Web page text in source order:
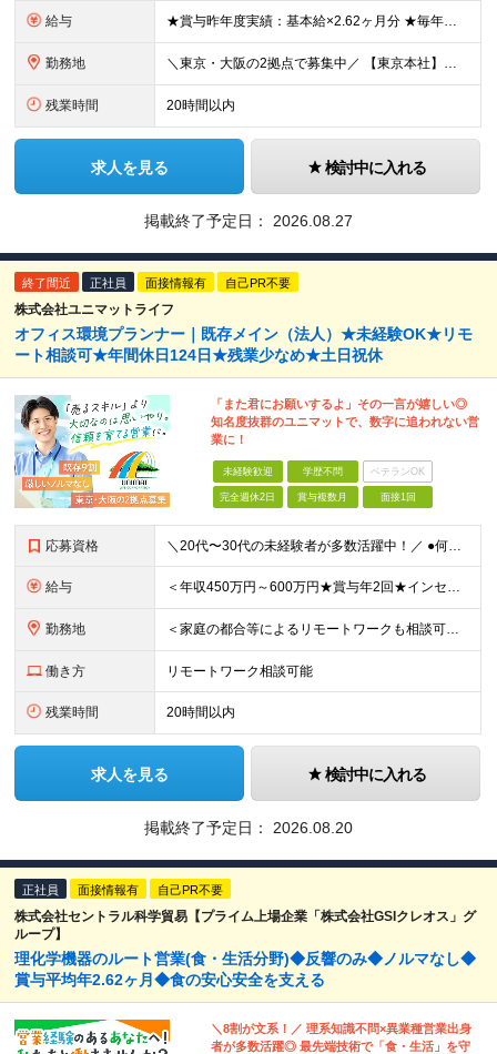
給与 ★賞与昨年度実績：基本給×2.62ヶ月分 ★毎年必ず昇給する経験給制度あり！ ■月給：23万5000円〜45万円＋賞与年2回 ※経験・スキルを考慮し、当社規定の「バンド（等級）」に合わせて決定します
勤務地 ＼東京・大阪の2拠点で募集中／ 【東京本社】東京都江東区亀戸1-28-6 【大阪支店】大阪府大阪市東淀川区東中島1-13-25 ※ご希望の勤務地を考慮します。当面転勤は想定していません。 ご本人の希
残業時間 20時間以内
求人を見る 検討中に入れる
掲載終了予定日： 2026.08.27
終了間近 正社員 面接情報有 自己PR不要
株式会社ユニマットライフ
オフィス環境プランナー｜既存メイン（法人）★未経験OK★リモ
ート相談可★年間休日124日★残業少なめ★土日祝休
「また君にお願いするよ」その一言が嬉しい◎
知名度抜群のユニマットで、数字に追われない営
業に！
未経験歓迎 学歴不問 ベテランOK
完全週休2日 賞与複数月 面接1回
応募資格 ＼20代〜30代の未経験者が多数活躍中！／ ●何らかの社会人経験をお持ちの方（年数不問） ●学歴不問 ●大阪拠点については要第一種普通自動車免許 ～こんな方にピッタリ～ ・人と話すこと、喜ばれること
給与 ＜年収450万円～600万円★賞与年2回★インセンティブ制度あり＞ 【東京勤務の場合】 月給28万3,000円～29万円＋インセンティブ＋別途残業手当支給 【大阪の場合】 月給27万5,000円～2
勤務地 ＜家庭の都合等によるリモートワークも相談可★転勤なし、直行直帰もOK＞ 【勤務先】 ※東京・大阪の2拠点で募集 ※各拠点での募集となります ※配属先は希望を考慮いたします ■東京 東京都立川市高松
働き方 リモートワーク相談可能
残業時間 20時間以内
求人を見る 検討中に入れる
掲載終了予定日： 2026.08.20
正社員 面接情報有 自己PR不要
株式会社セントラル科学貿易【プライム上場企業「株式会社GSIクレオス」グ
ループ】
理化学機器のルート営業(食・生活分野)◆反響のみ◆ノルマなし◆
賞与平均年2.62ヶ月◆食の安心安全を支える
＼8割が文系！／ 理系知識不問×異業種営業出身
者が多数活躍◎ 最先端技術で「食・生活」を守